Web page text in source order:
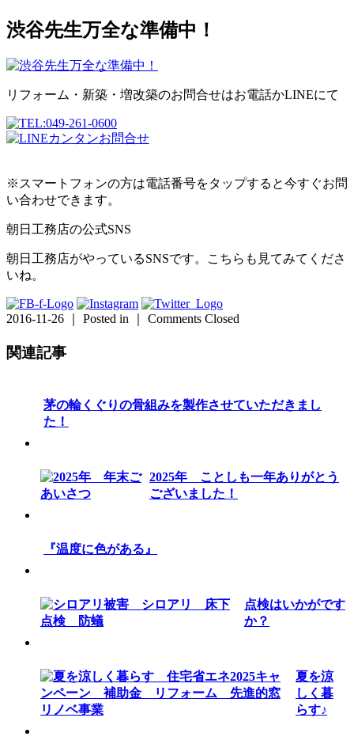
渋谷先生万全な準備中！
リフォーム・新築・増改築のお問合せはお電話かLINEにて
※スマートフォンの方は電話番号をタップすると今すぐお問
い合わせできます。
朝日工務店の公式SNS
朝日工務店がやっているSNSです。こちらも見てみてくださ
いね。
2016-11-26 ｜ Posted in ｜ Comments Closed
関連記事
茅の輪くぐりの骨組みを製作させていただきまし
た！
2025年 ことしも一年ありがとう
ございました！
『温度に色がある』
点検はいかがです
か？
夏を涼
しく暮
らす♪